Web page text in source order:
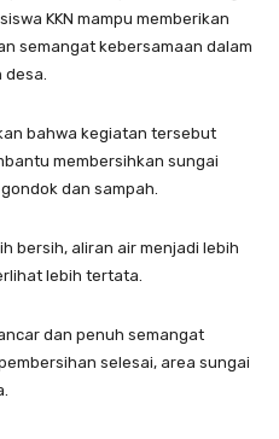
KKN mampu memberikan
semangat kebersamaan dalam
desa.
bahwa kegiatan tersebut
membersihkan sungai
dan sampah.
bersih, aliran air menjadi lebih
lebih tertata.
dan penuh semangat
selesai, area sungai